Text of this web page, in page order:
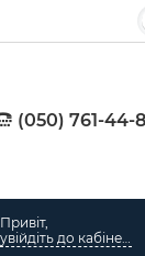
(050) 761-44-
Привіт,